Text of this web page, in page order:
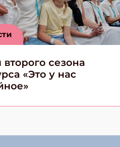
второго сезона
«Это у нас